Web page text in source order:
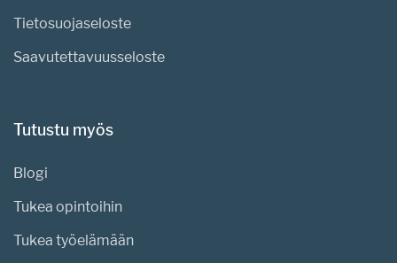
Tietosuojaseloste
Saavutettavuusseloste
Tutustu myös
Blogi
Tukea opintoihin
Tukea työelämään